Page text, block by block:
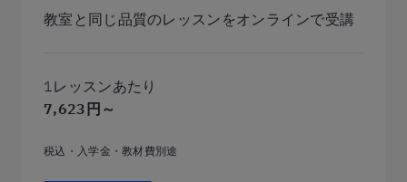
教室と同じ品質のレッスンをオンラインで受講
1レッスンあたり
7,623円～
税込・入学金・教材費別途